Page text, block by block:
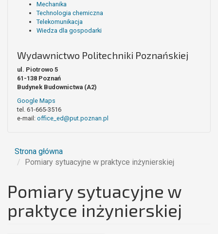
Mechanika
Technologia chemiczna
Telekomunikacja
Wiedza dla gospodarki
Wydawnictwo Politechniki Poznańskiej
ul. Piotrowo 5
61-138 Poznań
Budynek Budownictwa (A2)
Google Maps
tel. 61-665-3516
e-mail: office_ed@put.poznan.pl
Strona główna
Pomiary sytuacyjne w praktyce inżynierskiej
Pomiary sytuacyjne w
praktyce inżynierskiej